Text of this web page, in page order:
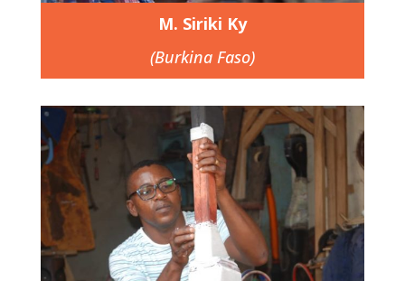
M. Siriki Ky
(Burkina Faso)